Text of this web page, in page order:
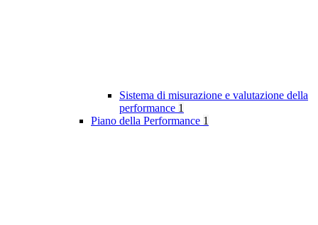
Sistema di misurazione e valutazione della
performance 1
Piano della Performance 1